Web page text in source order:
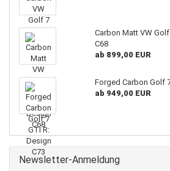
Carbon Matt VW
C68
ab 899,00 EUR
Forged Carbon Golf
ab 949,00 EUR
Newsletter-Anmeldung